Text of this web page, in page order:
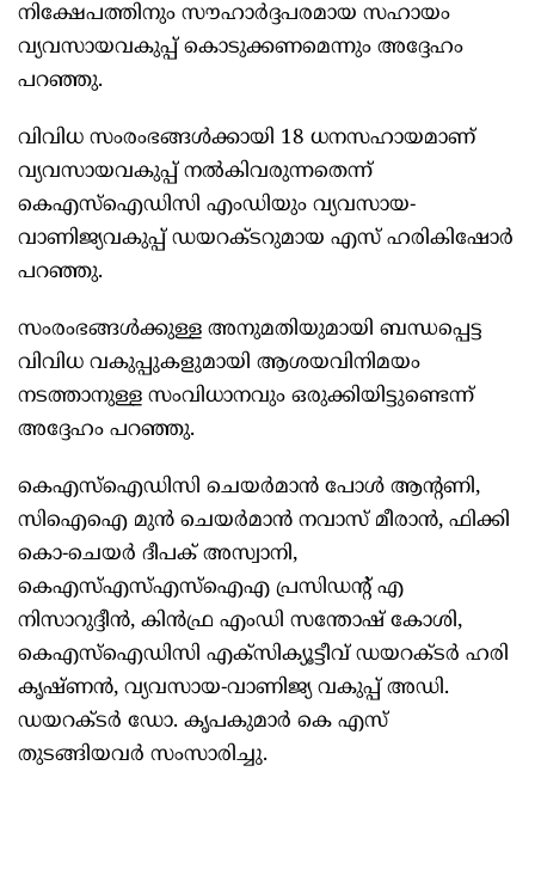
നിക്ഷേപത്തിനും സൗഹാര്‍ദ്ദപരമായ സഹായം
വ്യവസായവകുപ്പ് കൊടുക്കണമെന്നും അദ്ദേഹം
പറഞ്ഞു.
വിവിധ സംരംഭങ്ങള്‍ക്കായി 18 ധനസഹായമാണ്
വ്യവസായവകുപ്പ് നല്‍കിവരുന്നതെന്ന്
കെഎസ്ഐഡിസി എംഡിയും വ്യവസായ-
വാണിജ്യവകുപ്പ് ഡയറക്ടറുമായ എസ് ഹരികിഷോര്‍
പറഞ്ഞു.
സംരംഭങ്ങള്‍ക്കുള്ള അനുമതിയുമായി ബന്ധപ്പെട്ട
വിവിധ വകുപ്പുകളുമായി ആശയവിനിമയം
നടത്താനുള്ള സംവിധാനവും ഒരുക്കിയിട്ടുണ്ടെന്ന്
അദ്ദേഹം പറഞ്ഞു.
കെഎസ്ഐഡിസി ചെയര്‍മാന്‍ പോള്‍ ആന്‍റണി,
സിഐഐ മുന്‍ ചെയര്‍മാന്‍ നവാസ് മീരാന്‍, ഫിക്കി
കൊ-ചെയര്‍ ദീപക് അസ്വാനി,
കെഎസ്എസ്എസ്ഐഎ പ്രസിഡന്‍റ് എ
നിസാറുദ്ദീന്‍, കിന്‍ഫ്ര എംഡി സന്തോഷ് കോശി,
കെഎസ്ഐഡിസി എക്സിക്യൂട്ടീവ് ഡയറക്ടര്‍ ഹരി
കൃഷ്ണന്‍, വ്യവസായ-വാണിജ്യ വകുപ്പ് അഡി.
ഡയറക്ടര്‍ ഡോ. കൃപകുമാര്‍ കെ എസ്
തുടങ്ങിയവര്‍ സംസാരിച്ചു.